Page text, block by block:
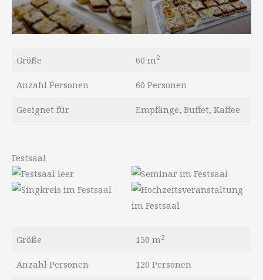
Größe 60 m 2
Anzahl Personen 60 Personen
Geeignet für Empfänge, Buffet, Kaffee
Festsaal
Größe 150 m2
Anzahl Personen 120 Personen